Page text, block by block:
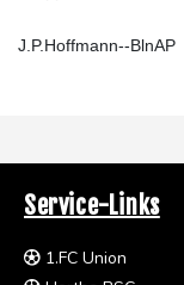
J.P.Hoffmann--BlnAP
Service-Links
1.FC Union